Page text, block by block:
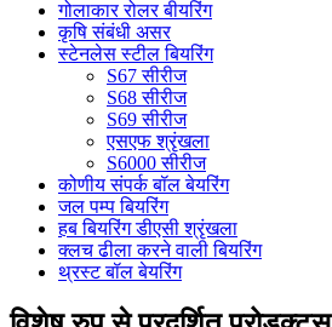
गोलाकार रोलर बीयरिंग
कृषि संबंधी असर
स्टेनलेस स्टील बियरिंग
S67 सीरीज
S68 सीरीज
S69 सीरीज
एसएफ श्रृंखला
S6000 सीरीज
कोणीय संपर्क बॉल बेयरिंग
जल पम्प बियरिंग
हब बियरिंग डीएसी श्रृंखला
क्लच ढीला करने वाली बियरिंग
थ्रस्ट बॉल बेयरिंग